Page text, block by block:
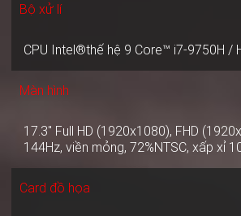
Bộ xử lí
CPU Intel®thế hệ 9 Core™ i7-9750H /
Màn hình
17.3" Full HD (1920x1080), FHD
144Hz, viền mỏng, 72%NTSC, xấp xỉ
Card đồ họa